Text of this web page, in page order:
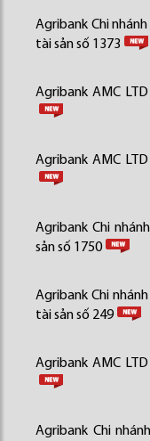
Agribank Chi
tài sản số 1373
Agribank AMC
Agribank AMC
Agribank Chi
sản số 1750
Agribank Chi
tài sản số 249
Agribank AMC
Agribank Chi